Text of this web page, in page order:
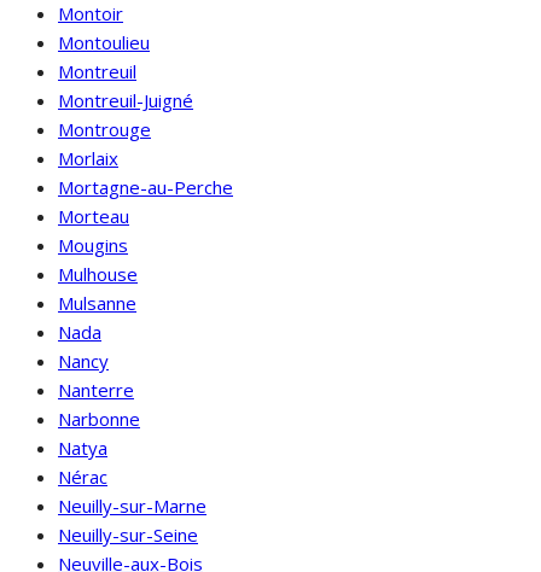
Montoir
Montoulieu
Montreuil
Montreuil-Juigné
Montrouge
Morlaix
Mortagne-au-Perche
Morteau
Mougins
Mulhouse
Mulsanne
Nada
Nancy
Nanterre
Narbonne
Natya
Nérac
Neuilly-sur-Marne
Neuilly-sur-Seine
Neuville-aux-Bois